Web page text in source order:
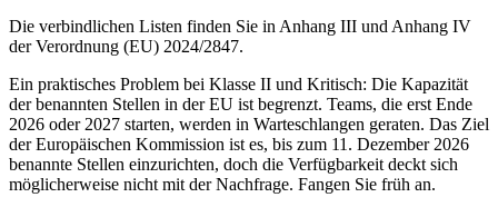
Die verbindlichen Listen finden Sie in Anhang III und Anhang IV
der Verordnung (EU) 2024/2847.
Ein praktisches Problem bei Klasse II und Kritisch: Die Kapazität
der benannten Stellen in der EU ist begrenzt. Teams, die erst Ende
2026 oder 2027 starten, werden in Warteschlangen geraten. Das Ziel
der Europäischen Kommission ist es, bis zum 11. Dezember 2026
benannte Stellen einzurichten, doch die Verfügbarkeit deckt sich
möglicherweise nicht mit der Nachfrage. Fangen Sie früh an.